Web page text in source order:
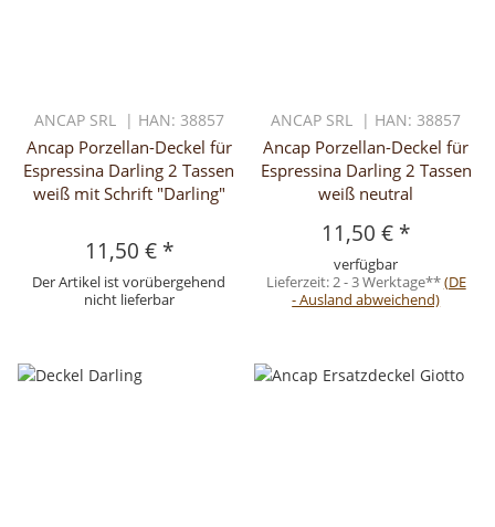
ANCAP SRL | HAN: 38857
Ancap Porzellan-Deckel für
Espressina Darling 2 Tassen
weiß mit Schrift "Darling"
11,50 € *
Der Artikel ist vorübergehend
nicht lieferbar
ANCAP SRL | HAN: 38857
Ancap Porzellan-Deckel für
Espressina Darling 2 Tassen
weiß neutral
11,50 € *
verfügbar
Lieferzeit:2 - 3 Werktage**(DE
- Ausland abweichend)